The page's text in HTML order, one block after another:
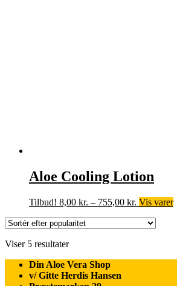
Aloe Cooling Lotion
Tilbud! 8,00 kr. – 755,00 kr. Prisinterval:
Vis varer
Viser 5 resultaterSorteret
popularitet
Din Aloe Vera Shop
v/ Gitte Herdis Hansen